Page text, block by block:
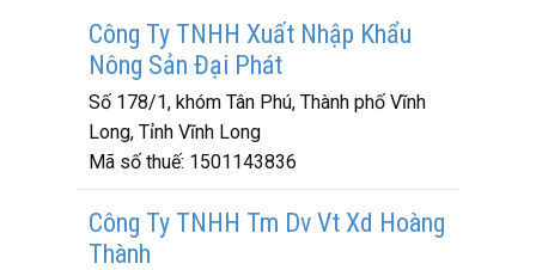
Công Ty TNHH Xuất Nhập Khẩu
Nông Sản Đại Phát
Số 178/1, khóm Tân Phú, Thành phố Vĩnh
Long, Tỉnh Vĩnh Long
Mã số thuế: 1501143836
Công Ty TNHH Tm Dv Vt Xd Hoàng
Thành